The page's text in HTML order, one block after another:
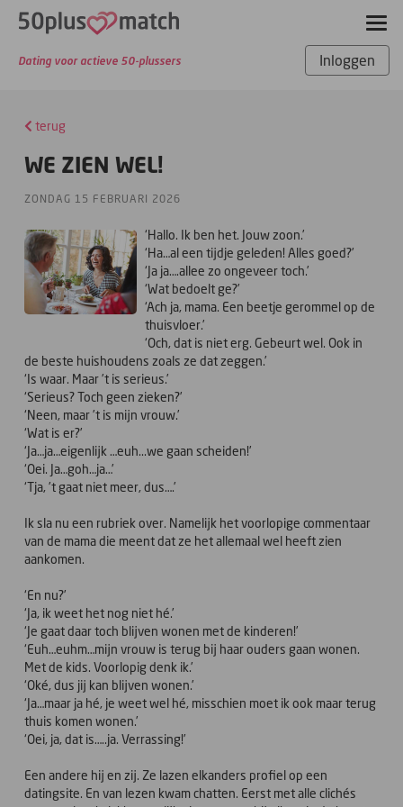
Dating voor actieve 50-plussers Inloggen
terug
WE ZIEN WEL!
ZONDAG 15 FEBRUARI 2026
‘Hallo. Ik ben het. Jouw zoon.’
‘Ha…al een tijdje geleden! Alles goed?’
‘Ja ja….allee zo ongeveer toch.’
‘Wat bedoelt ge?’
‘Ach ja, mama. Een beetje gerommel op de
thuisvloer.’
‘Och, dat is niet erg. Gebeurt wel. Ook in
de beste huishoudens zoals ze dat zeggen.’
‘Is waar. Maar ’t is serieus.’
‘Serieus? Toch geen zieken?’
‘Neen, maar ’t is mijn vrouw.’
‘Wat is er?’
‘Ja…ja…eigenlijk …euh...we gaan scheiden!’
‘Oei. Ja…goh…ja…’
‘Tja, ’t gaat niet meer, dus….’
Ik sla nu een rubriek over. Namelijk het voorlopige commentaar
van de mama die meent dat ze het allemaal wel heeft zien
aankomen.
‘En nu?’
‘Ja, ik weet het nog niet hé.’
‘Je gaat daar toch blijven wonen met de kinderen!’
‘Euh…euhm…mijn vrouw is terug bij haar ouders gaan wonen.
Met de kids. Voorlopig denk ik.’
‘Oké, dus jij kan blijven wonen.’
‘Ja…maar ja hé, je weet wel hé, misschien moet ik ook maar terug
thuis komen wonen.’
‘Oei, ja, dat is…..ja. Verrassing!’
Een andere hij en zij. Ze lazen elkanders profiel op een
datingsite. En van lezen kwam chatten. Eerst met alle clichés